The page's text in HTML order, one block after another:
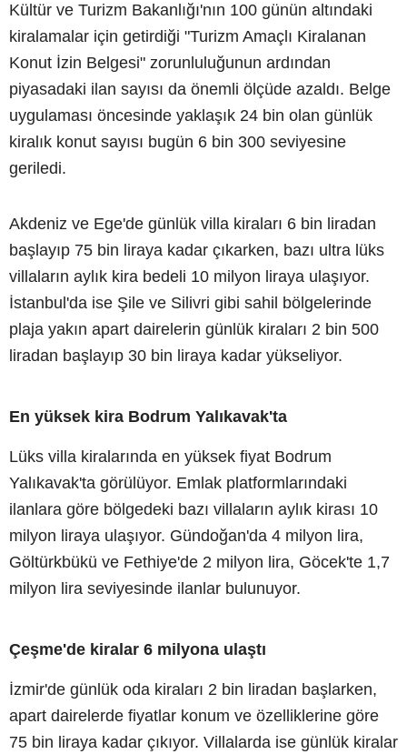
Kültür ve Turizm Bakanlığı'nın 100 günün altındaki
kiralamalar için getirdiği "Turizm Amaçlı Kiralanan
Konut İzin Belgesi" zorunluluğunun ardından
piyasadaki ilan sayısı da önemli ölçüde azaldı. Belge
uygulaması öncesinde yaklaşık 24 bin olan günlük
kiralık konut sayısı bugün 6 bin 300 seviyesine
geriledi.
Akdeniz ve Ege'de günlük villa kiraları 6 bin liradan
başlayıp 75 bin liraya kadar çıkarken, bazı ultra lüks
villaların aylık kira bedeli 10 milyon liraya ulaşıyor.
İstanbul'da ise Şile ve Silivri gibi sahil bölgelerinde
plaja yakın apart dairelerin günlük kiraları 2 bin 500
liradan başlayıp 30 bin liraya kadar yükseliyor.
En yüksek kira Bodrum Yalıkavak'ta
Lüks villa kiralarında en yüksek fiyat Bodrum
Yalıkavak'ta görülüyor. Emlak platformlarındaki
ilanlara göre bölgedeki bazı villaların aylık kirası 10
milyon liraya ulaşıyor. Gündoğan'da 4 milyon lira,
Göltürkbükü ve Fethiye'de 2 milyon lira, Göcek'te 1,7
milyon lira seviyesinde ilanlar bulunuyor.
Çeşme'de kiralar 6 milyona ulaştı
İzmir'de günlük oda kiraları 2 bin liradan başlarken,
apart dairelerde fiyatlar konum ve özelliklerine göre
75 bin liraya kadar çıkıyor. Villalarda ise günlük kiralar